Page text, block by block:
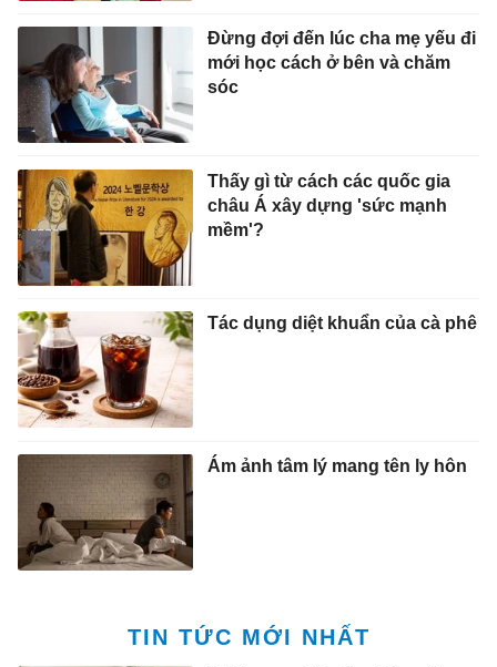
Đừng đợi đến lúc cha mẹ yếu đi
mới học cách ở bên và chăm
sóc
Thấy gì từ cách các quốc gia
châu Á xây dựng 'sức mạnh
mềm'?
Tác dụng diệt khuẩn của cà phê
Ám ảnh tâm lý mang tên ly hôn
TIN TỨC MỚI NHẤT